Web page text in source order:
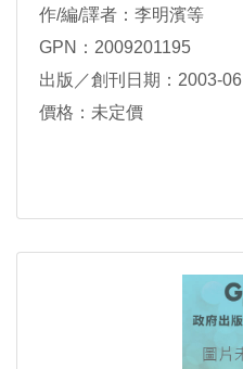
作/編/譯者：李明濱等
GPN：2009201195
出版／創刊日期：2003-06
價格：未定價